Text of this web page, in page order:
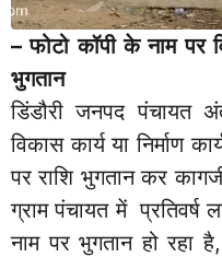
– फोटो कॉपी के नाम पर
भुगतान
डिंडौरी जनपद पंचायत
विकास कार्य या निर्माण
पर राशि भुगतान कर
ग्राम पंचायत में प्रतिवर्ष
नाम पर भुगतान हो रहा